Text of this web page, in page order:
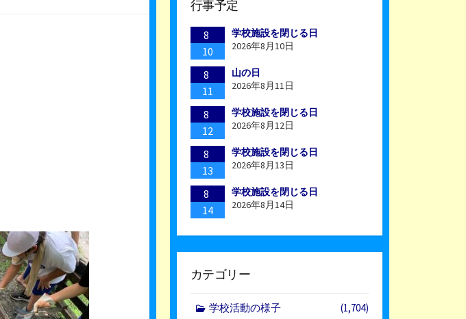
行事予定
8
10
学校施設を閉じる日
2026年8月10日
8
11
山の日
2026年8月11日
8
12
学校施設を閉じる日
2026年8月12日
8
13
学校施設を閉じる日
2026年8月13日
8
14
学校施設を閉じる日
2026年8月14日
カテゴリー
学校活動の様子 (1,704)